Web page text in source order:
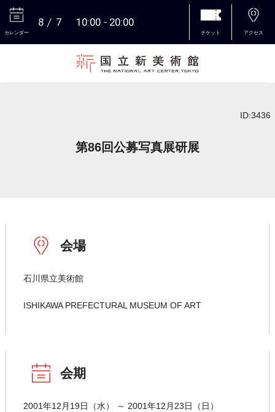
カレンダー
8 7 10:00 20:00
チケット アクセス
ID:3436
第86回公募写真展研展
会場
石川県立美術館
ISHIKAWA PREFECTURAL MUSEUM OF ART
会期
2001年12月19日（水） ～ 2001年12月23日（日）